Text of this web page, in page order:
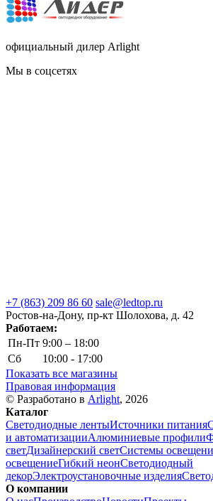
официальный дилер Arlight
Мы в соцсетях
+7 (863) 209 86 60 sale@ledtop.ru
Ростов-на-Дону, пр-кт Шолохова, д. 42
Работаем:
Пн-Пт 9:00 – 18:00
Сб
10:00 - 17:00
Показать все магазины
Правовая информация
© Разработано в Arlight, 2026
Каталог
Светодиодные лентыИсточники питания
и автоматизацииАлюминиевые профили
светДизайнерский светСистемы
освещениеГибкий неонСветодиодный
декорЭлектроустановочные изделия
О компании